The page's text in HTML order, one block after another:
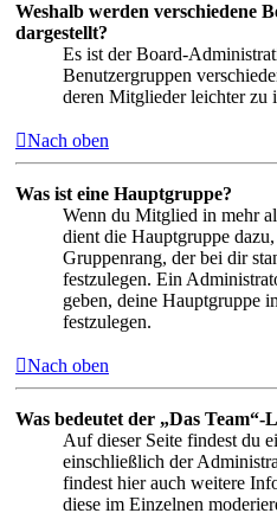
Weshalb werden verschiedene
dargestellt?
Es ist der Board-
Benutzergruppen
deren Mitglieder leichter zu
Nach oben
Was ist eine Hauptgruppe?
Wenn du Mitglied in mehr
dient die Hauptgruppe
Gruppenrang, der bei dir
festzulegen. Ein
geben, deine Hauptgruppe
festzulegen.
Nach oben
Was bedeutet der „Das
Auf dieser Seite findest du
einschließlich der
findest hier auch weitere
diese im Einzelnen